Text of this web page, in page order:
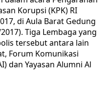
Korupsi (KPK) RI
di Aula Barat Gedung
Tiga Lembaga yang
tersebut antara lain
Forum Komunikasi
dan Yayasan Alumni Al